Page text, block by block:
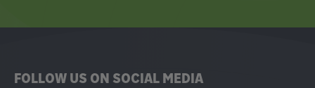
FOLLOW US ON SOCIAL MEDIA